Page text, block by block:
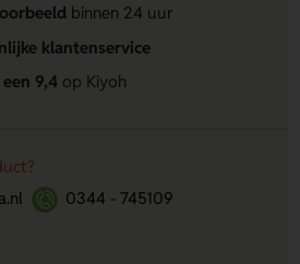
binnen 24 uur
klantenservice
9,4op Kiyoh
0344 - 745109